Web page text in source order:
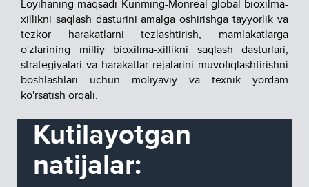
Loyihaning maqsadi Kunming-Monreal global bioxilma-
xillikni saqlash dasturini amalga oshirishga tayyorlik va
tezkor harakatlarni tezlashtirish, mamlakatlarga
o'zlarining milliy bioxilma-xillikni saqlash dasturlari,
strategiyalari va harakatlar rejalarini muvofiqlashtirishni
boshlashlari uchun moliyaviy va texnik yordam
ko'rsatish orqali.
Kutilayotgan
natijalar: